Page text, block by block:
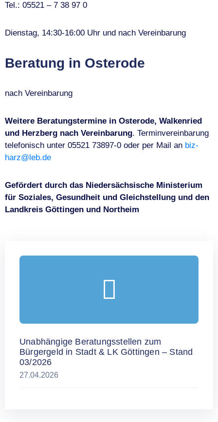
Tel.: 05521 – 7 38 97 0
Dienstag, 14:30-16:00 Uhr und nach Vereinbarung
Beratung in Osterode
nach Vereinbarung
Weitere Beratungstermine in Osterode, Walkenried
und Herzberg nach Vereinbarung. Terminvereinbarung
telefonisch unter 05521 73897-0 oder per Mail an biz-
harz@leb.de
Gefördert durch das Niedersächsische Ministerium
für Soziales, Gesundheit und Gleichstellung und den
Landkreis Göttingen und Northeim
Unabhängige Beratungsstellen zum
Bürgergeld in Stadt & LK Göttingen – Stand
03/2026
27.04.2026